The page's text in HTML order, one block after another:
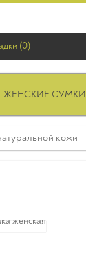
(0)
ЖЕНСКИЕ СУМКИ
кожи